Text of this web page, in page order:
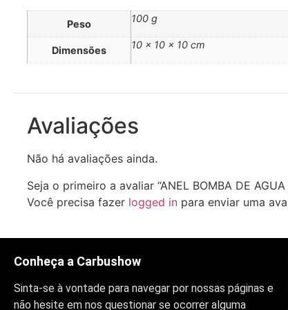
Peso 100 g
Dimensões 10 × 10 × 10 cm
Avaliações
Não há avaliações ainda.
Seja o primeiro a avaliar “ANEL BOMBA DE AGUA
Você precisa fazer logged in para enviar uma
Conheça a Carbushow
Sinta-se à vontade para navegar por nossas páginas e
não hesite em nos questionar se ocorrer alguma